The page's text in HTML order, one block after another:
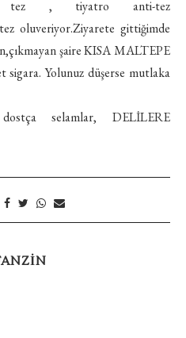
tez , tiyatro anti-tez
oluveriyor.Ziyarete gittiğimde
şaire KISA MALTEPE
sigara. Yolunuz düşerse mutlaka
selamlar, DELİLERE